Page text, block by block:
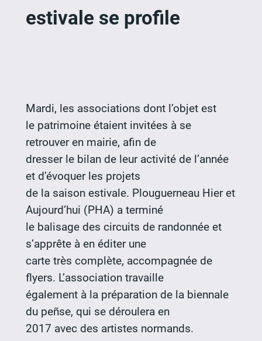
estivale se profile
Mardi, les associations dont l’objet est
le patrimoine étaient invitées à se
retrouver en mairie, afin de
dresser le bilan de leur activité de l’année
et d’évoquer les projets
de la saison estivale. Plouguerneau Hier et
Aujourd’hui (PHA) a terminé
le balisage des circuits de randonnée et
s’apprête à en éditer une
carte très complète, accompagnée de
flyers. L’association travaille
également à la préparation de la biennale
du peñse, qui se déroulera en
2017 avec des artistes normands.